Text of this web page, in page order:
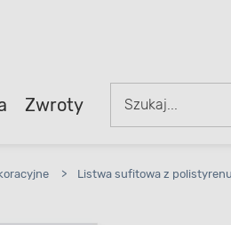
Zwroty
> Listwa sufitowa z